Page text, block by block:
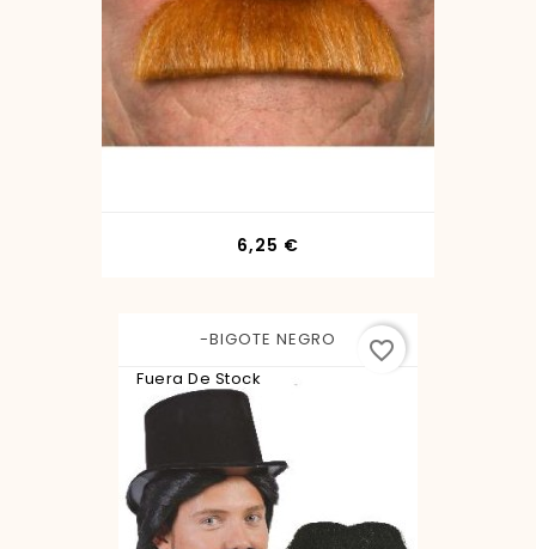
6,25 €Precio
-BIGOTE NEGRO
Fuera De Stock
favorite_border